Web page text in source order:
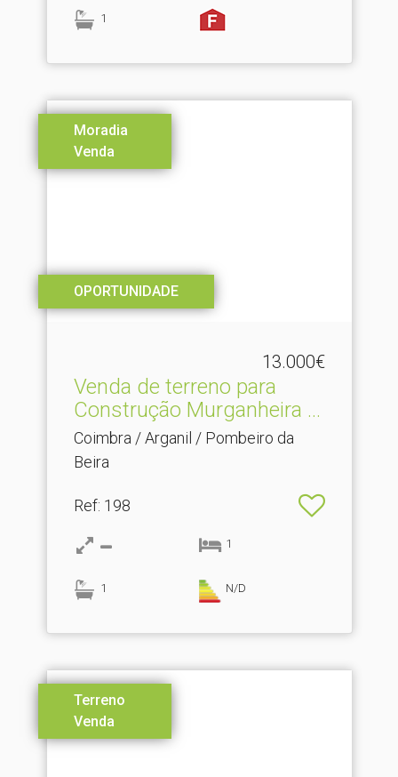
1
Moradia
Venda
OPORTUNIDADE
13.000€
Venda de terreno para
Construção Murganheira .​..
Coimbra / Arganil / Pombeiro da
Beira
Ref: 198
1
1 N/D
Terreno
Venda